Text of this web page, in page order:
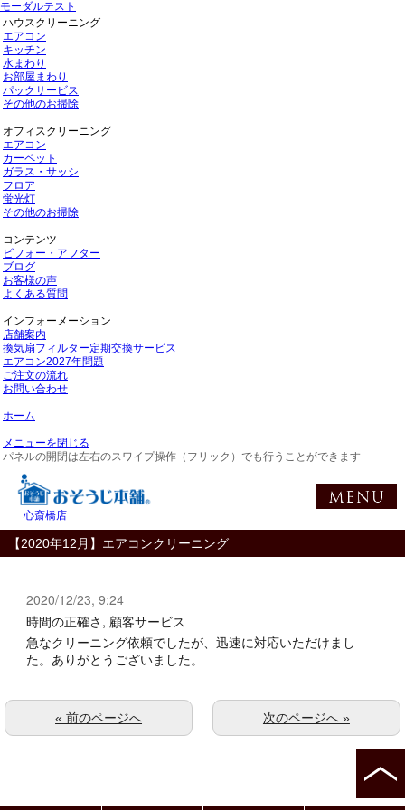
モーダルテスト
ハウスクリーニング
エアコン
キッチン
水まわり
お部屋まわり
パックサービス
その他のお掃除
オフィスクリーニング
エアコン
カーペット
ガラス・サッシ
フロア
蛍光灯
その他のお掃除
コンテンツ
ビフォー・アフター
ブログ
お客様の声
よくある質問
インフォーメーション
店舗案内
換気扇フィルター定期交換サービス
エアコン2027年問題
ご注文の流れ
お問い合わせ
ホーム
メニューを閉じる
パネルの開閉は左右のスワイプ操作（フリック）でも行うことができます
心斎橋店
【2020年12月】エアコンクリーニング
2020/12/23, 9:24
時間の正確さ, 顧客サービス
急なクリーニング依頼でしたが、迅速に対応いただけまし
た。ありがとうございました。
次のページへ »
« 前のページへ